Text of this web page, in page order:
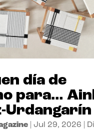
día de
para…
Urdangarín
| Jul 29, 2026